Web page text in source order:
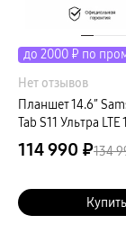
Нет отзывов
Планшет 14.6″
Tab S11 Ультра LTE
серебристый
114 990 ₽134
Купить